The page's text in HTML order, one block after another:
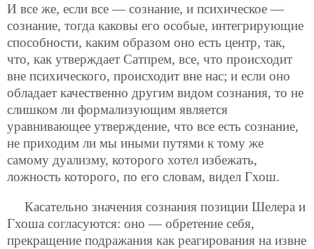
И все же, если все — сознание, и психическое —
сознание, тогда каковы его особые, интегрирующие
способности, каким образом оно есть центр, так,
что, как утверждает Сатпрем, все, что происходит
вне психического, происходит вне нас; и если оно
обладает качественно другим видом сознания, то не
слишком ли формализующим является
уравнивающее утверждение, что все есть сознание,
не приходим ли мы иными путями к тому же
самому дуализму, которого хотел избежать,
ложность которого, по его словам, видел Гхош.
Касательно значения сознания позиции Шелера и
Гхоша согласуются: оно — обретение себя,
прекращение подражания как реагирования на извне